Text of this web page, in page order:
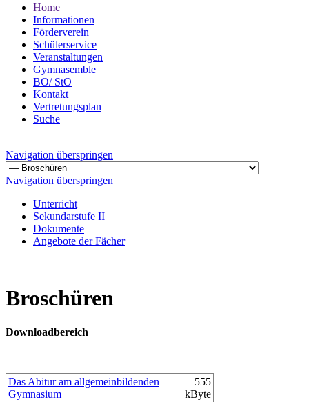
Home
Informationen
Förderverein
Schülerservice
Veranstaltungen
Gymnasemble
BO/ StO
Kontakt
Vertretungsplan
Suche
Navigation überspringen
Navigation überspringen
Unterricht
Sekundarstufe II
Dokumente
Angebote der Fächer
Broschüren
Downloadbereich
Das Abitur am allgemeinbildenden
Gymnasium
555
kByte